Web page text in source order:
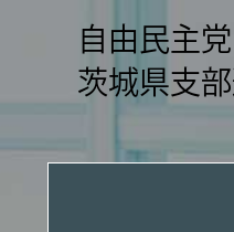
自由民主党
茨城県支